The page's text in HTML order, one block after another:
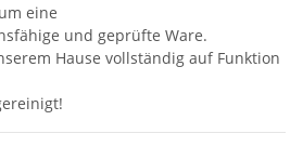
eine
und geprüfte Ware.
Hause vollständig auf Funktion